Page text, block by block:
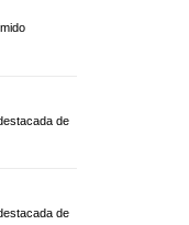
de
de